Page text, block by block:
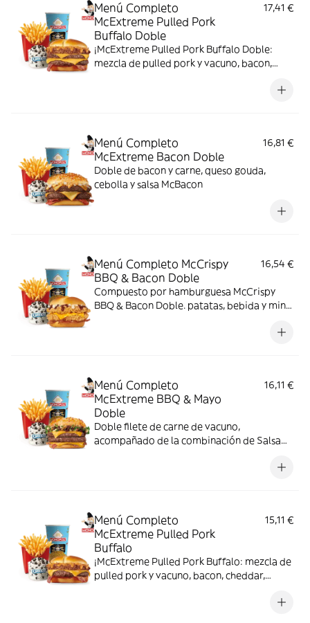
Menú Completo
McExtreme Pulled Pork
Buffalo Doble
17,41 €
¡McExtreme Pulled Pork Buffalo Doble:
mezcla de pulled pork y vacuno, bacon,
Menú Completo
McExtreme Bacon Doble
16,81 €
Doble de bacon y carne, queso gouda,
cebolla y salsa McBacon
Menú Completo McCrispy
BBQ & Bacon Doble
16,54 €
Compuesto por hamburguesa McCrispy
BBQ & Bacon Doble. patatas, bebida y mini
Menú Completo
McExtreme BBQ & Mayo
Doble
16,11 €
Doble filete de carne de vacuno,
acompañado de la combinación de Salsa
doble de cheddar, lechuga fresca y tiras de
Menú Completo
McExtreme Pulled Pork
Buffalo
15,11 €
¡McExtreme Pulled Pork Buffalo: mezcla de
pulled pork y vacuno, bacon, cheddar,